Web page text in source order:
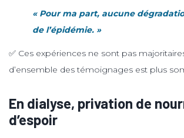
« Pour ma part, aucune
de l’épidémie. »
✅ Ces expériences ne sont pas
d’ensemble des témoignages est plus
En dialyse, privation de
d’espoir